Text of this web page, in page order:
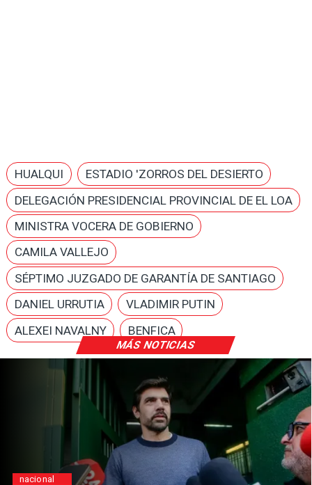
MÁS NOTICIAS
HUALQUI
ESTADIO 'ZORROS DEL DESIERTO
DELEGACIÓN PRESIDENCIAL PROVINCIAL DE EL LOA
MINISTRA VOCERA DE GOBIERNO
CAMILA VALLEJO
SÉPTIMO JUZGADO DE GARANTÍA DE SANTIAGO
DANIEL URRUTIA
VLADIMIR PUTIN
ALEXEI NAVALNY
BENFICA
nacional